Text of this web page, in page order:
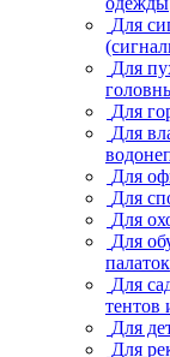
Для
Для
Для
Для
Для
Для
Для
Для
палаток
Для
тентов
Для
Для